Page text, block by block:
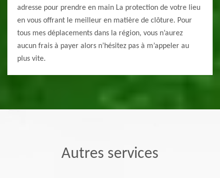
adresse pour prendre en main La protection de votre lieu
en vous offrant le meilleur en matière de clôture. Pour
tous mes déplacements dans la région, vous n’aurez
aucun frais à payer alors n’hésitez pas à m’appeler au
plus vite.
Autres services